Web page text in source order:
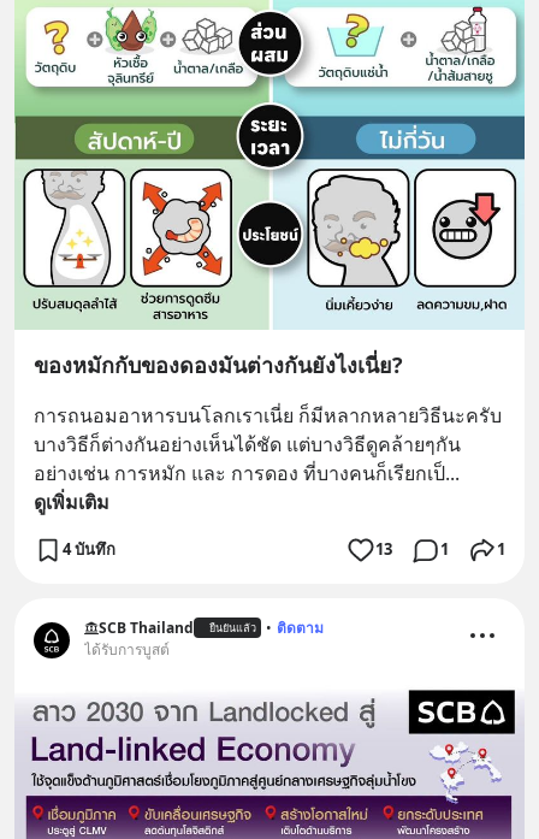
ของหมักกับของดองมันต่างกันยังไงเนี่ย?
การถนอมอาหารบนโลกเราเนี่ย ก็มีหลากหลายวิธีนะครับ
บางวิธีก็ต่างกันอย่างเห็นได้ชัด แต่บางวิธีดูคล้ายๆกัน
อย่างเช่น การหมัก และ การดอง ที่บางคนก็เรียกเป็...
ดูเพิ่มเติม
4 บันทึก 13 1 1
SCB Thailand ยืนยันแล้ว • ติดตาม
ได้รับการบูสต์